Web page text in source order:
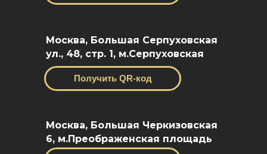
Москва, Большая Серпуховская
ул., 48, стр. 1, м.Серпуховская
Получить QR-код
Москва, Большая Черкизовская
6, м.Преображенская площадь